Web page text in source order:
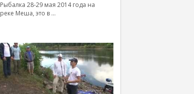
Рыбалка 28-29 мая 2014 года на
реке Меша, это в ...